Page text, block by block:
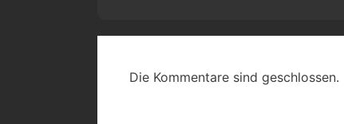
Die Kommentare sind geschlossen.